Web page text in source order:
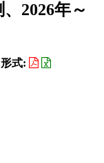
2026年～
形式: